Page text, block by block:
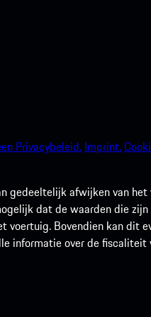
Privacybeleid. Imprint.
gedeeltelijk afwijken van
dat de waarden die
Bovendien kan dit
informatie over de fiscaliteit